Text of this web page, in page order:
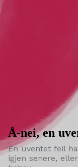
Å-nei, en
En uventet feil
igjen senere,